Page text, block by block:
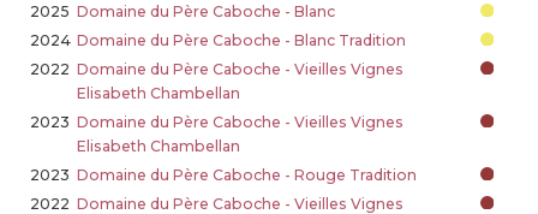
2025 Domaine du Père Caboche - Blanc
2024 Domaine du Père Caboche - Blanc Tradition
2022 Domaine du Père Caboche - Vieilles Vignes
Elisabeth Chambellan
2023 Domaine du Père Caboche - Vieilles Vignes
Elisabeth Chambellan
2023 Domaine du Père Caboche - Rouge Tradition
2022 Domaine du Père Caboche - Vieilles Vignes